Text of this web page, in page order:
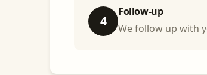
4
Follow-up
We follow up with